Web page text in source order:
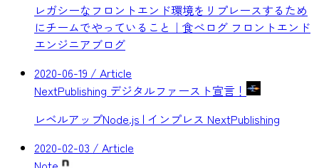
レガシーなフロントエンド環境をリプレースするため
にチームでやっていること｜食べログ フロントエンド
エンジニアブログ
2020-06-19 / Article
NextPublishing デジタルファースト宣言！
レベルアップNode.js | インプレス NextPublishing
2020-02-03 / Article